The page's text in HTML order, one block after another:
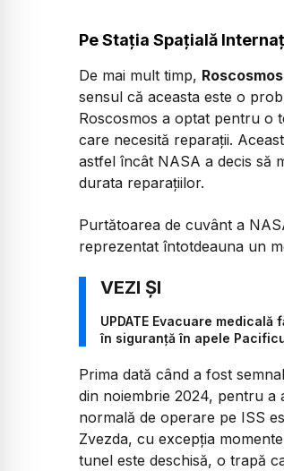
Pe Stația Spațială
De mai mult timp, Roscosmos
sensul că aceasta este o
Roscosmos a optat pentru o
care necesită reparații.
astfel încât NASA a decis să
durata reparațiilor.
Purtătoarea de cuvânt a
reprezentat întotdeauna un
UPDATE Evacuare
în siguranță în apele
Prima dată când a fost
din noiembrie 2024, pentru a
normală de operare pe ISS
Zvezda, cu excepția
tunel este deschisă, o trapă